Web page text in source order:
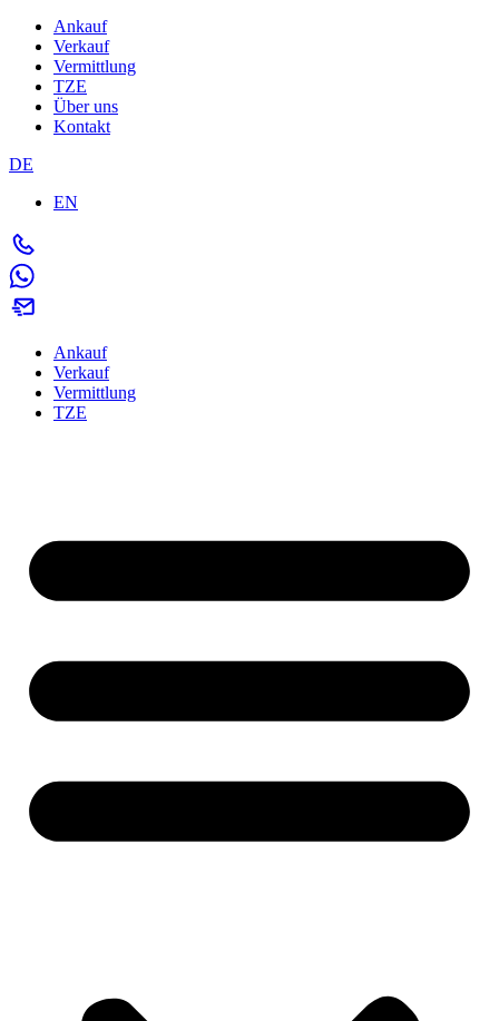
Ankauf
Verkauf
Vermittlung
TZE
Über uns
Kontakt
DE
EN
Ankauf
Verkauf
Vermittlung
TZE